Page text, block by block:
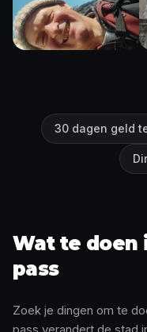
30 dagen geld
Wat te doen
pass
Zoek je dingen om te